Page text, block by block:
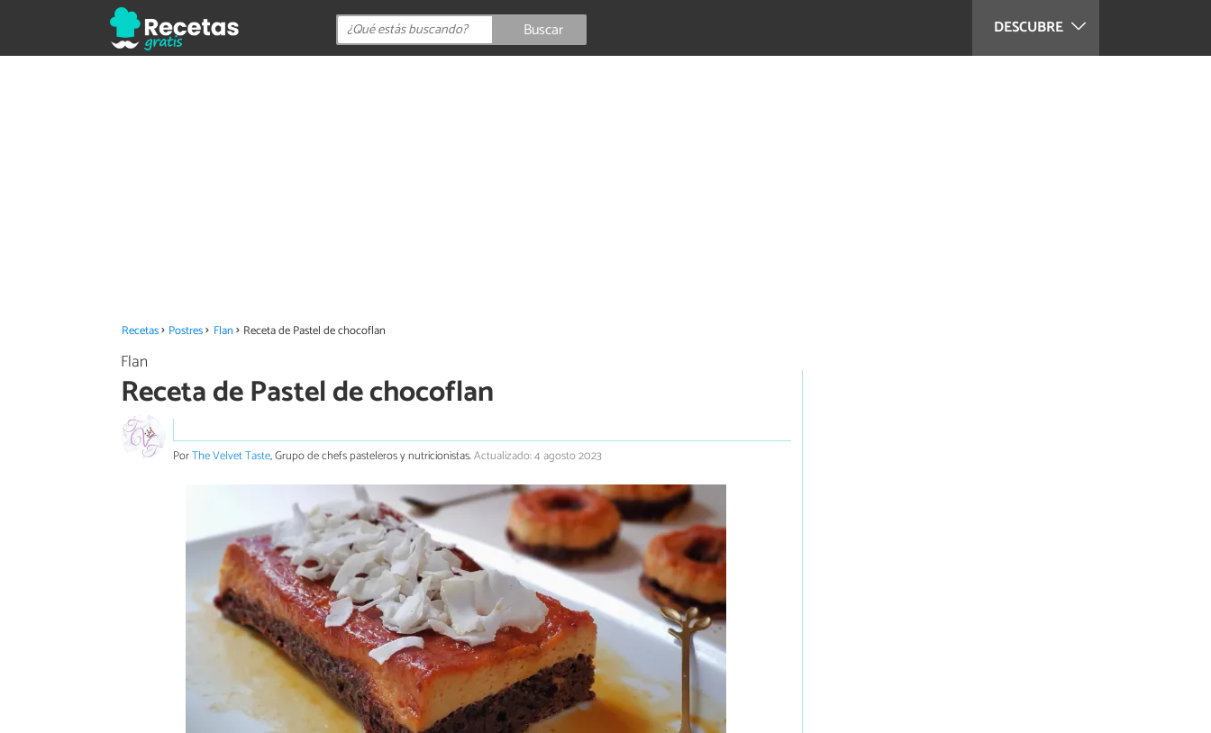
DESCUBRE
Buscar
Recetas Postres Flan Receta de Pastel de chocoflan
Flan
Receta de Pastel de chocoflan
PorThe Velvet Taste, Grupo de chefs pasteleros y nutricionistas.Actualizado: 4 agosto 2023